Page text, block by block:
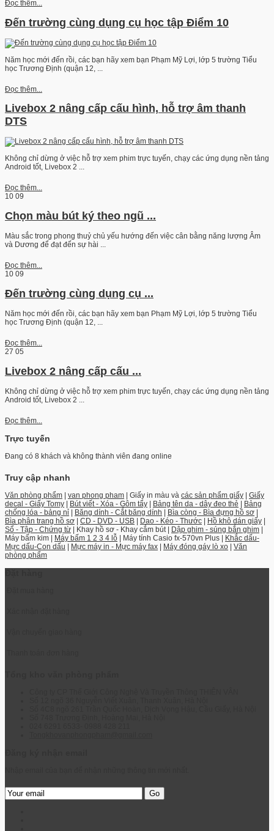
Đọc thêm...
Đến trường cùng dụng cụ học tập Điểm 10
Năm học mới đến rồi, các bạn hãy xem bạn Phạm Mỹ Lợi, lớp 5 trường Tiểu
học Trương Định (quận 12, ...
Đọc thêm...
Livebox 2 nâng cấp cấu hình, hỗ trợ âm thanh
DTS
Không chỉ dừng ở việc hỗ trợ xem phim trực tuyến, chạy các ứng dụng nền tảng
Android tốt, Livebox 2 ...
Đọc thêm...
10 09
Chọn màu bút ký theo ngũ ...
Màu sắc trong phong thuỷ chủ yếu hướng đến việc cân bằng năng lượng Âm
và Dương để đạt đến sự hài ...
Đọc thêm...
10 09
Đến trường cùng dụng cụ ...
Năm học mới đến rồi, các bạn hãy xem bạn Phạm Mỹ Lợi, lớp 5 trường Tiểu
học Trương Định (quận 12, ...
Đọc thêm...
27 05
Livebox 2 nâng cấp cấu ...
Không chỉ dừng ở việc hỗ trợ xem phim trực tuyến, chạy các ứng dụng nền tảng
Android tốt, Livebox 2 ...
Đọc thêm...
Trực tuyến
Đang có 8 khách và không thành viên đang online
Truy cập nhanh
Văn phòng phẩm van phong pham | Giấy in màu và các sản phẩm giấy
Giấy
decal - Giấy Tomy
Bút viết - Xóa - Gôm tẩy Bảng tên da - dây đeo thẻ
Bảng
chống lóa - bảng nỉ
Băng dính - Cắt băng dính Bìa còng - Bìa đựng hồ sơ
Bìa phân trang hồ sơ
CD - DVD - USB Dao - Kéo - Thước Hồ khô dán giấy
Sổ - Tập - Chứng từ | Khay hồ sơ - Khay cắm bút | Dập ghim - súng bắn ghim
Máy bấm kim |
Máy bấm 1 2 3 4 lỗ | Máy tính Casio fx-570vn Plus |
Khắc dấu-
Mực dấu-Con dấu
Mực máy in - Mực máy fax Máy đóng gáy lò xo
Văn
phòng phẩm
Go